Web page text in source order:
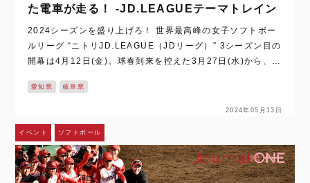
た電車が走る！ -JD.LEAGUEテーマトレイン
2024シーズンを盛り上げろ！ 世界最高峰の女子ソフトボー
ルリーグ “ニトリJD.LEAGUE（JDリーグ）” 3シーズン目の
開幕は4月12日(金)。球春到来を控えた3月27日(水)から、運
愛知県 岐阜県
2024年05月13日
イベント ソフトボール